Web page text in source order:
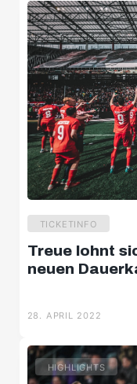
TICKETINFO
Treue lohnt
neuen
28. APRIL 2022
HIGHLIGHTS